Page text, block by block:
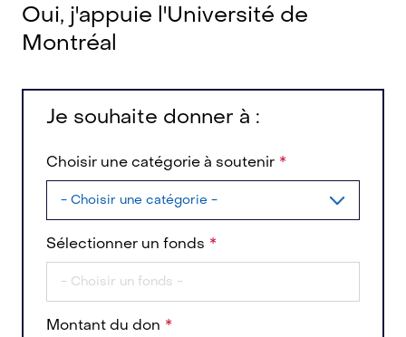
Oui, j'appuie l'Université de
Montréal
Je souhaite donner à :
Choisir une catégorie à soutenir
Sélectionner un fonds
Montant du don